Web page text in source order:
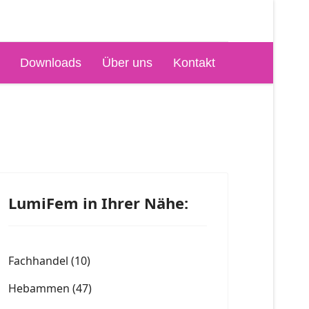
Downloads Über uns Kontakt
LumiFem in Ihrer Nähe:
Fachhandel (10)
Hebammen (47)